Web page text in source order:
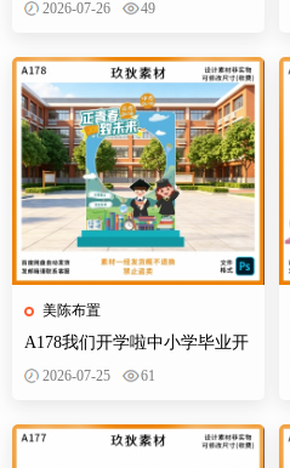
2026-07-26 49
美陈布置
A178我们开学啦中小学毕业开
学季拍照打卡美陈布置素材
2026-07-25 61